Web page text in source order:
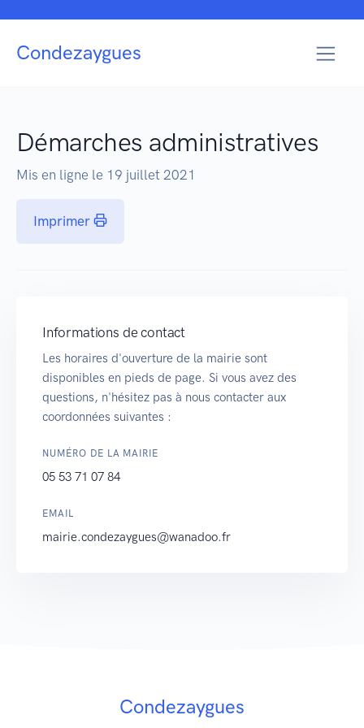
Condezaygues
Démarches administratives
Mis en ligne le 19 juillet 2021
Imprimer
Informations de contact
Les horaires d'ouverture de la mairie sont
disponibles en pieds de page. Si vous avez des
questions, n'hésitez pas à nous contacter aux
coordonnées suivantes :
NUMÉRO DE LA MAIRIE
05 53 71 07 84
EMAIL
mairie.condezaygues@wanadoo.fr
Condezaygues